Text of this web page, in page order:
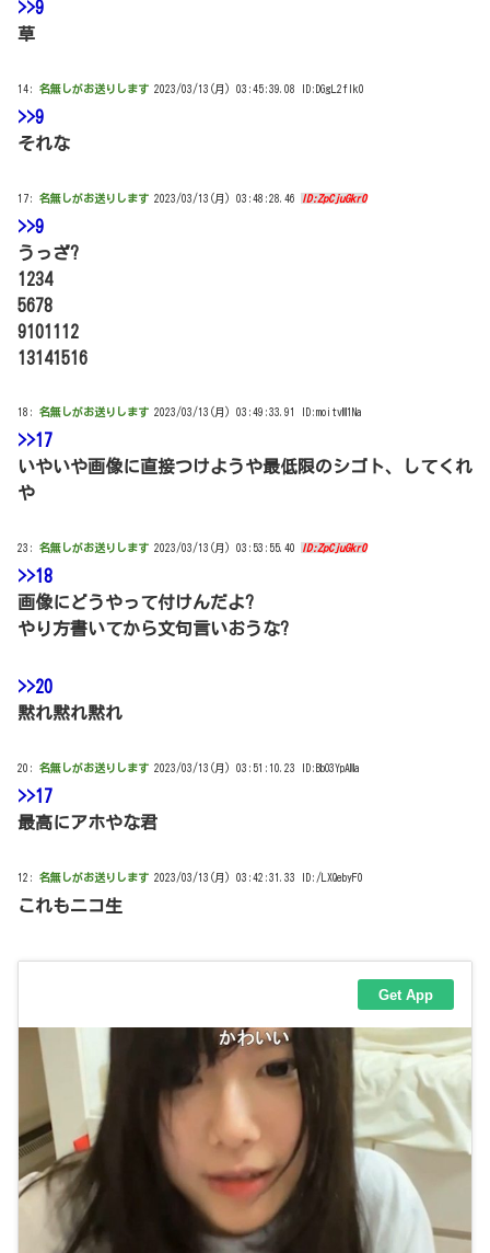
>>9
草
14: 名無しがお送りします 2023/03/13(月) 03:45:39.08 ID:DGgL2fIk0
>>9
それな
17: 名無しがお送りします 2023/03/13(月) 03:48:28.46 ID:ZpCjuGkr0
>>9
うっざ?
1234
5678
9101112
13141516
18: 名無しがお送りします 2023/03/13(月) 03:49:33.91 ID:moitvM1Na
>>17
いやいや画像に直接つけようや最低限のシゴト、してくれ
や
23: 名無しがお送りします 2023/03/13(月) 03:53:55.40 ID:ZpCjuGkr0
>>18
画像にどうやって付けんだよ?
やり方書いてから文句言いおうな?
>>20
黙れ黙れ黙れ
20: 名無しがお送りします 2023/03/13(月) 03:51:10.23 ID:BbO3YpAMa
>>17
最高にアホやな君
12: 名無しがお送りします 2023/03/13(月) 03:42:31.33 ID:/LXQebyF0
これもニコ生